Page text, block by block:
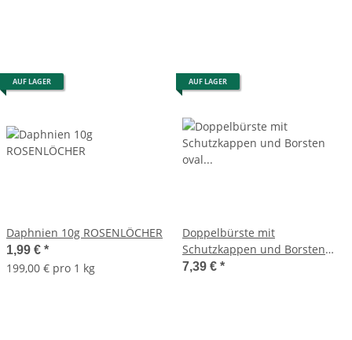
AUF LAGER
Daphnien 10g ROSENLÖCHER
1,99 € *
199,00 € pro 1 kg
AUF LAGER
Doppelbürste mit
Schutzkappen und Borsten
oval 20,5cm für Nager
7,39 € *